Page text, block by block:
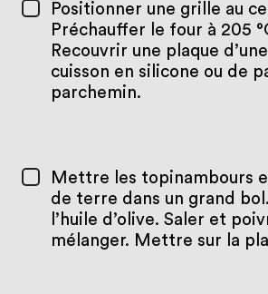
Positionner une grille au
Préchauffer le four à 205
Recouvrir une plaque
cuisson en silicone ou de
parchemin.
Mettre les topinambours
de terre dans un grand
l’huile d’olive. Saler et
mélanger. Mettre sur la